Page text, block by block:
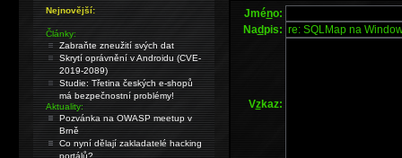
Jméno:
Nadpis:
Vzkaz:
Nejnovější:
Články:
Zabraňte zneužití svých dat
Skrytí oprávnění v Androidu (CVE-
2019-2089)
Studie: Třetina českých e-shopů
má bezpečnostní problémy!
Aktuality:
Pozvánka na OWASP meetup v
Brně
Co nyní dělají zakladatelé hacking
portálů?